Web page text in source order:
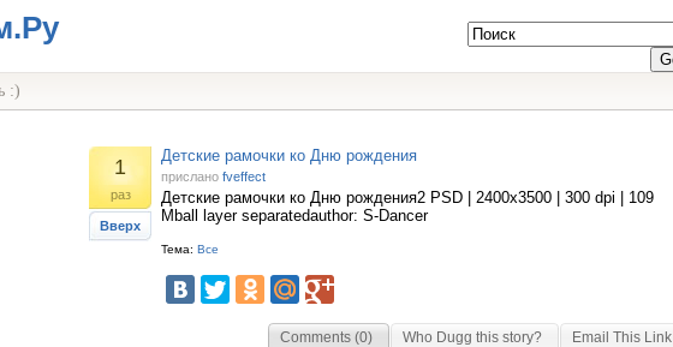
:)
1
раз
Вверх
Детские рамочки ко Дню рождения
прислано fveffect
Детские рамочки ко Дню рождения2 PSD | 2400x3500 | 300 dpi | 109
Mball layer separatedauthor: S-Dancer
Тема: Все
Comments (0) Who Dugg this story? Email This Link